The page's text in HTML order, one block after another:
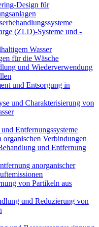
Design für
(ZLD)-Systeme und -
Wasser
für die Wäsche
und Wiederverwendung
und Entsorgung in
und Charakterisierung von
Entfernungssysteme
Verbindungen
und Entfernung
anorganischer
von Partikeln aus
und Reduzierung von